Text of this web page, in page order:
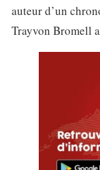
auteur d’un
Trayvon Bromell